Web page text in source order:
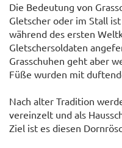
Die Bedeutung von
Gletscher oder im Stall
während des ersten
Gletschersoldaten
Grasschuhen geht aber
Füße wurden mit
Nach alter Tradition
vereinzelt und als
Ziel ist es diesen